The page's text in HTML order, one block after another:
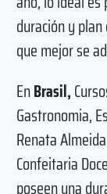
duración y
que mejor se
EnBrasil,
Gastronomia,
Renata
Confeitaria
poseen una